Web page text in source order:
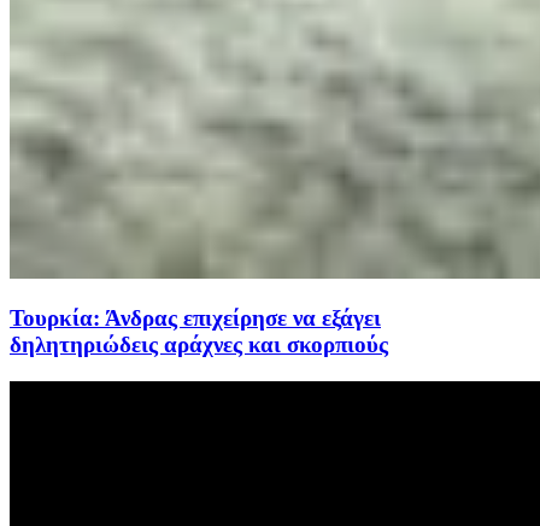
Τουρκία: Άνδρας επιχείρησε να εξάγει
δηλητηριώδεις αράχνες και σκορπιούς